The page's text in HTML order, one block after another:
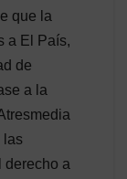
que la
a El País,
de
a la
las
derecho a